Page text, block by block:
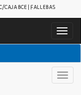
CAJA BCE | FALLEBAS